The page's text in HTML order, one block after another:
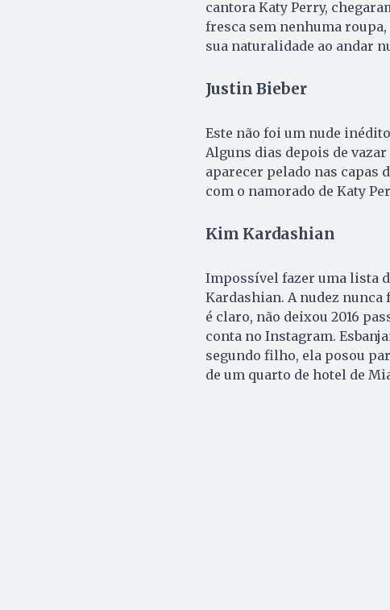
cantora Katy Perry,
fresca sem nenhuma
sua naturalidade ao andar
Justin Bieber
Este não foi um nude
Alguns dias depois de
aparecer pelado nas capas
com o namorado de Katy
Kim Kardashian
Impossível fazer uma lista
Kardashian. A nudez nunca
é claro, não deixou 2016
conta no Instagram.
segundo filho, ela posou
de um quarto de hotel de